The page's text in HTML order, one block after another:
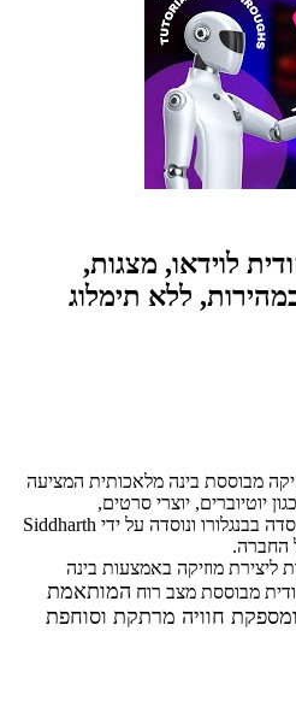
לוידאו, מצגות,
ללא תימלוג
מבוססת בינה מלאכותית המציעה
יוטיוברים, יוצרי סרטים,
פודקאסטים ועוד. הפלטפורמה נוסדה בבנגלורו ונוסדה על ידי Siddharth
מוזיקה באמצעות בינה
מבוססת מצב רוח המותאמת
חוויה מרתקת וסוחפת